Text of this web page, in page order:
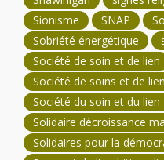
Sionisme
SNAP
Sobriété énergétique
Société de soin et de lien
Société de soins et de
Société du soin et du lien
Solidaire décroissance
Solidaires pour la